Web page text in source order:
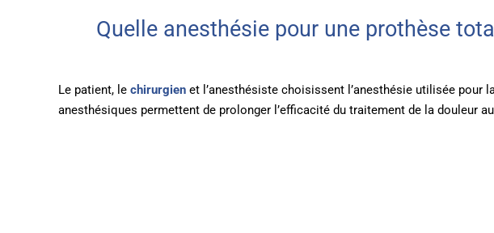
Quelle anesthésie pour une prothèse
Le patient, le chirurgien et l’anesthésiste choisissent l’anesthésie utilisée pour
anesthésiques permettent de prolonger l’efficacité du traitement de la douleur